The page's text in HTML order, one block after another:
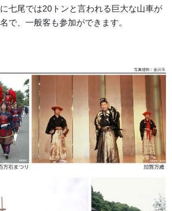
目指す」という前向きな姿勢や、運気を
いうゲン担ぎ
よい柄が多数ございます。
七尾では20トンと言われる巨大な山車が
で、一般客も参加ができます。